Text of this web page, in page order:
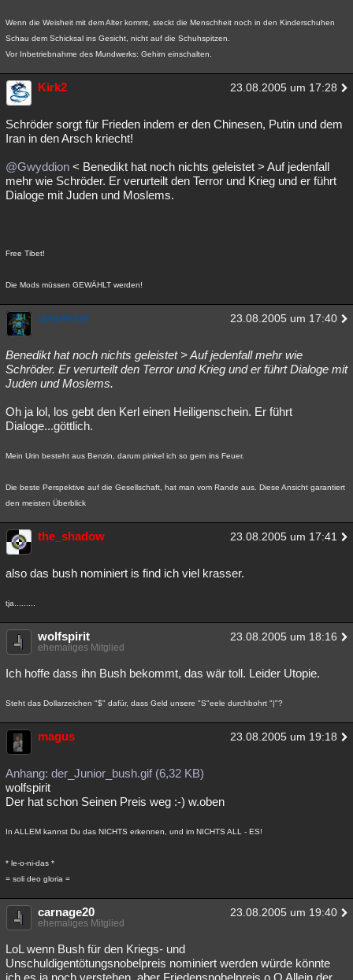
Wenn die Weisheit mit dem Alter kommt, steckt die Menschheit noch in den Kinderschuhen
Schau dem Schicksal ins Gesicht, nicht auf die Schuhspitzen.
Vor Inbetriebnahme des Mundwerks: Gehirn einschalten.
Kirk2 23.08.2005 um 17:28
Schröder sorgt für Frieden indem er den Chinesen, Putin und dem
Iran in den Arsch kriecht!
@Gwyddion < Benedikt hat noch nichts geleistet > Auf jedenfall
mehr wie Schröder. Er verurteilt den Terror und Krieg und er führt
Dialoge mit Juden und Moslems.
Free Tibet!
Die Mods müssen GEWÄHLT werden!
univerzal 23.08.2005 um 17:40
Benedikt hat noch nichts geleistet > Auf jedenfall mehr wie
Schröder. Er verurteilt den Terror und Krieg und er führt Dialoge mit
Juden und Moslems.
Oh ja lol, los gebt den Kerl einen Heiligenschein. Er führt
Dialoge...göttlich.
Mein Urin besteht aus Benzin, darum pinkel ich so gern ins Feuer.
Die beste Perspektive auf die Gesellschaft, hat man vom Rande aus. Diese Ansicht garantiert
den meisten Überblick
the_shadow 23.08.2005 um 17:41
also das bush nominiert is find ich viel krasser.
tja.........
wolfspirit 23.08.2005 um 18:16
ehemaliges Mitglied
Ich hoffe dass ihn Bush bekommt, das wär toll. Leider Utopie.
Steht das Dollarzeichen "$" dafür, dass Geld unsere "S"eele durchbohrt "|"?
magus 23.08.2005 um 19:18
Anhang: der_Junior_bush.gif (6,32 KB)
wolfspirit
Der hat schon Seinen Preis weg :-) w.oben
In ALLEM kannst Du das NICHTS erkennen, und im NICHTS ALL - ES!
* le-o-ni-das *
= soli deo gloria =
carnage20 23.08.2005 um 19:40
ehemaliges Mitglied
LoL wenn Bush für den Kriegs- und
Unschuldigentötungsnobelpreis nominiert werden würde könnte
ich es ja noch verstehen, aber Friedensnobelpreis o.O Allein der